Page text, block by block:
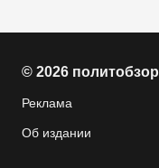
© 2026 политобзор
Реклама
Об издании